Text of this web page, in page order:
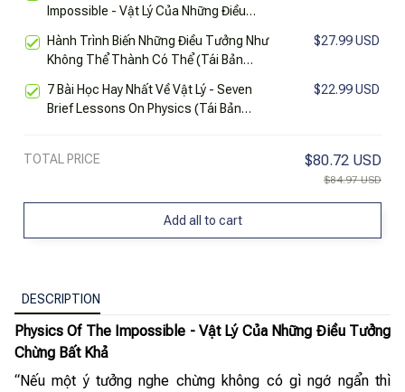
Impossible - Vật Lý Của Những Điều
Hành Trình Biến Những Điều Tưởng Như
Không Thể Thành Có Thể (Tái Bản
$27.99 USD
7 Bài Học Hay Nhất Về Vật Lý - Seven
Brief Lessons On Physics (Tái Bản
$22.99 USD
TOTAL PRICE $80.72 USD
$84.97 USD
Add all to cart
DESCRIPTION
Physics Of The Impossible - Vật Lý Của Những Điều Tưởng
Chừng Bất Khả
“Nếu một ý tưởng nghe chừng không có gì ngớ ngẩn thì